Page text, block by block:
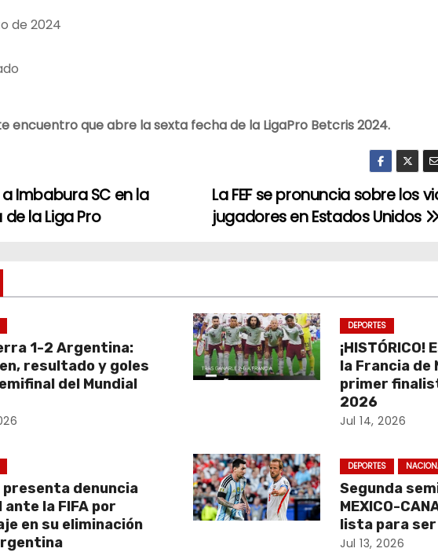
de 2024
encuentro que abre la sexta fecha de la LigaPro Betcris 2024.
La FEF se pronuncia sobre los
jugadores en Estados Unidos
Imbabura SC en la
la Liga Pro
1-2 Argentina:
resultado y goles
del Mundial
DEPORTES
la Francia de
primer
2026
Jul 14, 2026
presenta denuncia
la FIFA por
en su eliminación
DEPORTES
Segunda
MEXICO-
lista para
Jul 13, 2026